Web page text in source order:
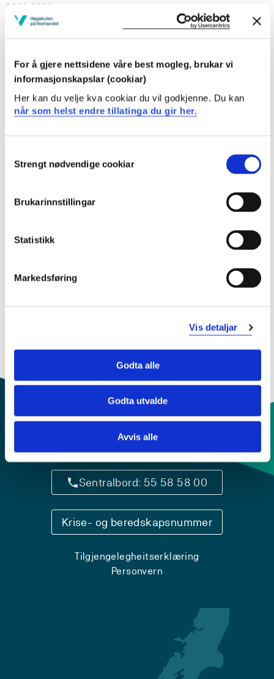
For å gjere nettsidene våre best mogleg, brukar vi
informasjonskapslar (cookiar)
Her kan du velje kva cookiar du vil godkjenne. Du kan
når som helst endre tillatinga du gir her.
Selection
Strengt nødvendige cookiar
Brukarinnstillingar
Statistikk
Markedsføring
Vis detaljar
Godta alle
Godta utvalde
Avvis alle
2022-2023
MGUPR101 Praksis 1. år, 30 dager
2021-2022
MGUPR101 Praksis 1. år, 30 dager
MGUPR101 Praksis 1. år, 30 dager
Sentralbord: 55 58 58 00
Krise- og beredskapsnummer
Tilgjengelegheitserklæring
Personvern